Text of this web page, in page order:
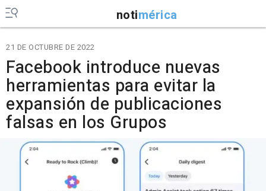
notimérica
21 DE OCTUBRE DE 2022
Facebook introduce nuevas
herramientas para evitar la
expansión de publicaciones
falsas en los Grupos